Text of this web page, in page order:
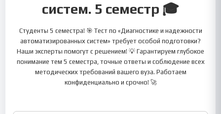
систем. 5 семестр 🎓
Студенты 5 семестра! 🎯 Тест по «Диагностике и надежности
автоматизированных систем» требует особой подготовки?
Наши эксперты помогут с решением! 💡 Гарантируем глубокое
понимание тем 5 семестра, точные ответы и соблюдение всех
методических требований вашего вуза. Работаем
конфиденциально и срочно! 🚀